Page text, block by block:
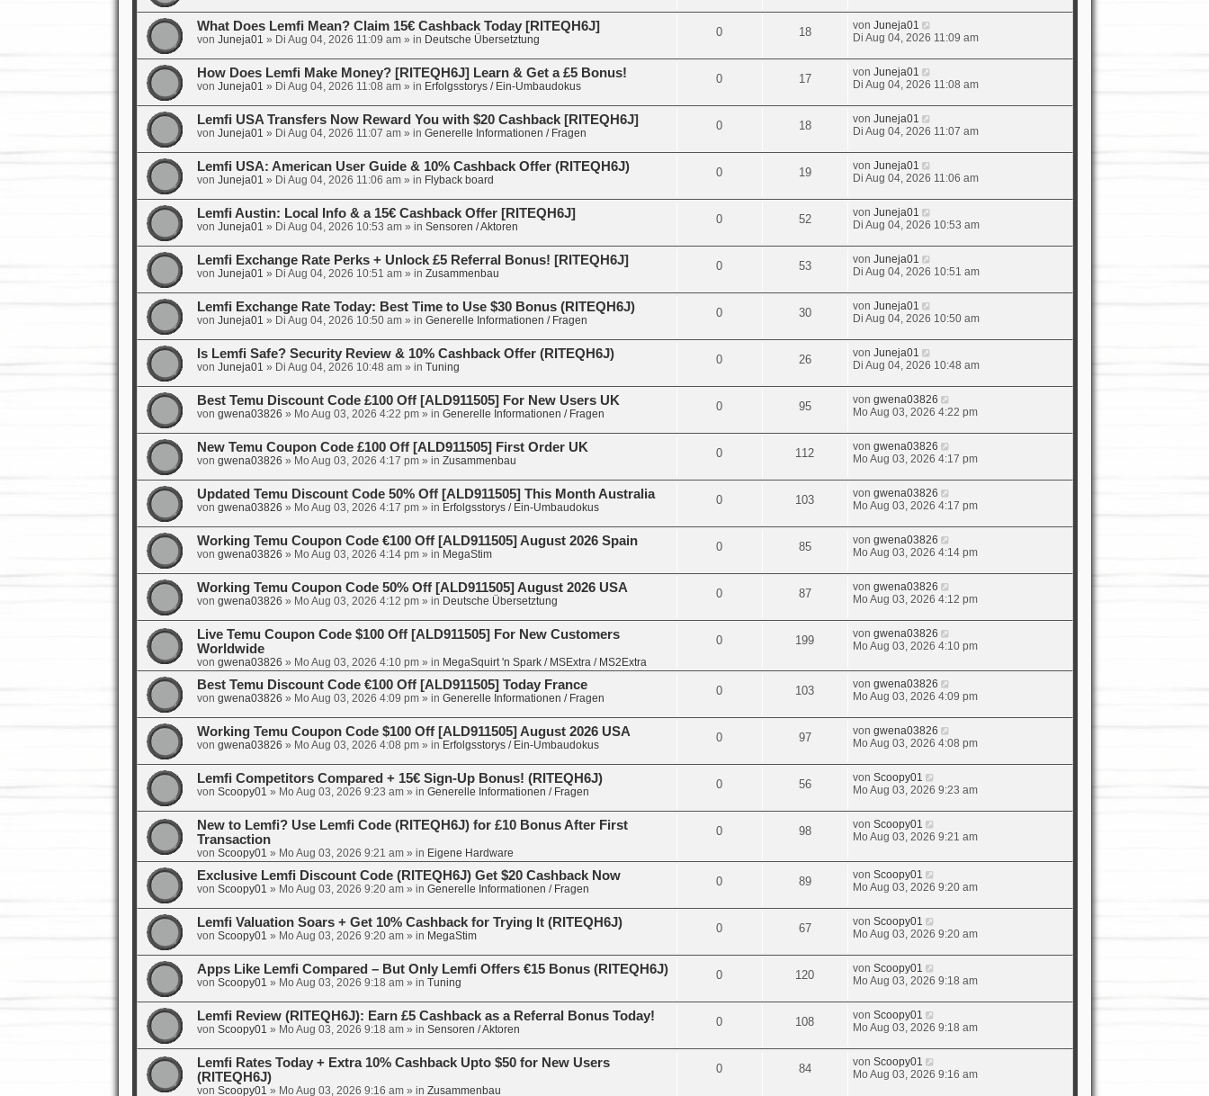
What Does Lemfi Mean? Claim 15€ Cashback Today [RITEQH6J]
von Juneja01 » Di Aug 04, 2026 11:09 am» in Deutsche Übersetztung
0 18 von Juneja01
Di Aug 04, 2026 11:09 am
How Does Lemfi Make Money? [RITEQH6J] Learn & Get a £5 Bonus!
von Juneja01 » Di Aug 04, 2026 11:08 am» in Erfolgsstorys / Ein-Umbaudokus
0 17 von Juneja01
Di Aug 04, 2026 11:08 am
Lemfi USA Transfers Now Reward You with $20 Cashback [RITEQH6J]
von Juneja01 » Di Aug 04, 2026 11:07 am» in Generelle Informationen / Fragen
0 18 von Juneja01
Di Aug 04, 2026 11:07 am
Lemfi USA: American User Guide & 10% Cashback Offer (RITEQH6J)
von Juneja01 » Di Aug 04, 2026 11:06 am» in Flyback board
0 19 von Juneja01
Di Aug 04, 2026 11:06 am
Lemfi Austin: Local Info & a 15€ Cashback Offer [RITEQH6J]
von Juneja01 » Di Aug 04, 2026 10:53 am» in Sensoren / Aktoren
0 52 von Juneja01
Di Aug 04, 2026 10:53 am
Lemfi Exchange Rate Perks + Unlock £5 Referral Bonus! [RITEQH6J]
von Juneja01 » Di Aug 04, 2026 10:51 am» in Zusammenbau
0 53 von Juneja01
Di Aug 04, 2026 10:51 am
Lemfi Exchange Rate Today: Best Time to Use $30 Bonus (RITEQH6J)
von Juneja01 » Di Aug 04, 2026 10:50 am» in Generelle Informationen / Fragen
0 30 von Juneja01
Di Aug 04, 2026 10:50 am
Is Lemfi Safe? Security Review & 10% Cashback Offer (RITEQH6J)
von Juneja01 » Di Aug 04, 2026 10:48 am» in Tuning
0 26 von Juneja01
Di Aug 04, 2026 10:48 am
Best Temu Discount Code £100 Off [ALD911505] For New Users UK
von gwena03826 » Mo Aug 03, 2026 4:22 pm» in Generelle Informationen / Fragen
0 95 von gwena03826
Mo Aug 03, 2026 4:22 pm
New Temu Coupon Code £100 Off [ALD911505] First Order UK
von gwena03826 » Mo Aug 03, 2026 4:17 pm» in Zusammenbau
0 112 von gwena03826
Mo Aug 03, 2026 4:17 pm
Updated Temu Discount Code 50% Off [ALD911505] This Month Australia
von gwena03826 » Mo Aug 03, 2026 4:17 pm» in Erfolgsstorys / Ein-Umbaudokus
0 103 von gwena03826
Mo Aug 03, 2026 4:17 pm
Working Temu Coupon Code €100 Off [ALD911505] August 2026 Spain
von gwena03826 » Mo Aug 03, 2026 4:14 pm» in MegaStim
0 85 von gwena03826
Mo Aug 03, 2026 4:14 pm
Working Temu Coupon Code 50% Off [ALD911505] August 2026 USA
von gwena03826 » Mo Aug 03, 2026 4:12 pm» in Deutsche Übersetztung
0 87 von gwena03826
Mo Aug 03, 2026 4:12 pm
Live Temu Coupon Code $100 Off [ALD911505] For New Customers
Worldwide
von gwena03826 » Mo Aug 03, 2026 4:10 pm» in MegaSquirt 'n Spark / MSExtra / MS2Extra
0 199 von gwena03826
Mo Aug 03, 2026 4:10 pm
Best Temu Discount Code €100 Off [ALD911505] Today France
von gwena03826 » Mo Aug 03, 2026 4:09 pm» in Generelle Informationen / Fragen
0 103 von gwena03826
Mo Aug 03, 2026 4:09 pm
Working Temu Coupon Code $100 Off [ALD911505] August 2026 USA
von gwena03826 » Mo Aug 03, 2026 4:08 pm» in Erfolgsstorys / Ein-Umbaudokus
0 97 von gwena03826
Mo Aug 03, 2026 4:08 pm
Lemfi Competitors Compared + 15€ Sign-Up Bonus! (RITEQH6J)
von Scoopy01 » Mo Aug 03, 2026 9:23 am» in Generelle Informationen / Fragen
0 56 von Scoopy01
Mo Aug 03, 2026 9:23 am
New to Lemfi? Use Lemfi Code (RITEQH6J) for £10 Bonus After First
Transaction
von Scoopy01 » Mo Aug 03, 2026 9:21 am» in Eigene Hardware
0 98 von Scoopy01
Mo Aug 03, 2026 9:21 am
Exclusive Lemfi Discount Code (RITEQH6J) Get $20 Cashback Now
von Scoopy01 » Mo Aug 03, 2026 9:20 am» in Generelle Informationen / Fragen
0 89 von Scoopy01
Mo Aug 03, 2026 9:20 am
Lemfi Valuation Soars + Get 10% Cashback for Trying It (RITEQH6J)
von Scoopy01 » Mo Aug 03, 2026 9:20 am» in MegaStim
0 67 von Scoopy01
Mo Aug 03, 2026 9:20 am
Apps Like Lemfi Compared – But Only Lemfi Offers €15 Bonus (RITEQH6J)
von Scoopy01 » Mo Aug 03, 2026 9:18 am» in Tuning
0 120 von Scoopy01
Mo Aug 03, 2026 9:18 am
Lemfi Review (RITEQH6J): Earn £5 Cashback as a Referral Bonus Today!
von Scoopy01 » Mo Aug 03, 2026 9:18 am» in Sensoren / Aktoren
0 108 von Scoopy01
Mo Aug 03, 2026 9:18 am
Lemfi Rates Today + Extra 10% Cashback Upto $50 for New Users
(RITEQH6J)
von Scoopy01 » Mo Aug 03, 2026 9:16 am» in Zusammenbau
0 84 von Scoopy01
Mo Aug 03, 2026 9:16 am